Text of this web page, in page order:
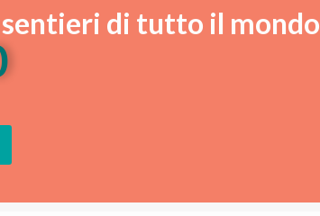
sentieri di tutto il mondo